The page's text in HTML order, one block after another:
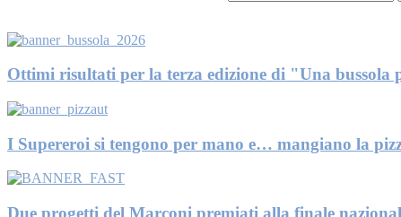
Ottimi risultati per la terza edizione di "Una bussola
I Supereroi si tengono per mano e… mangiano la
Due progetti del Marconi premiati alla finale